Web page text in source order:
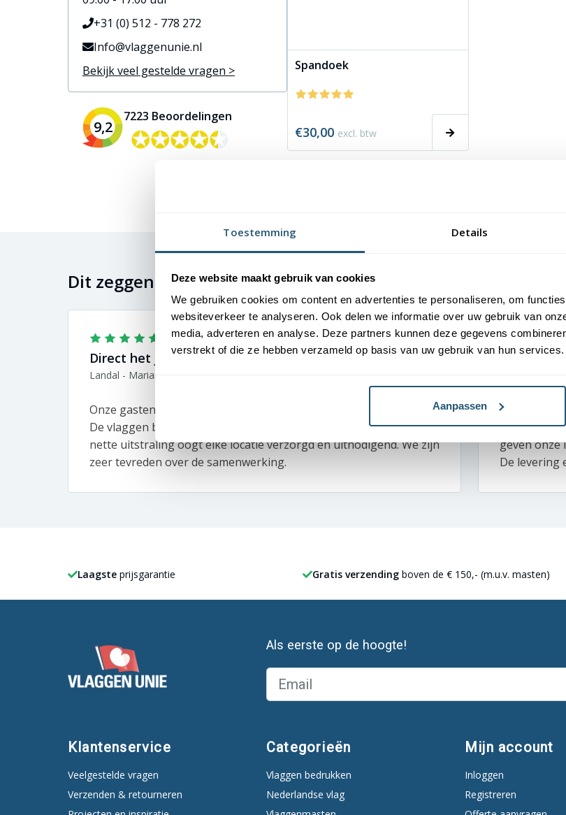
Toestemming Details
Deze website maakt gebruik van cookies
We gebruiken cookies om content en advertenties te personaliseren, om
websiteverkeer te analyseren. Ook delen we informatie over uw gebruik van
media, adverteren en analyse. Deze partners kunnen deze gegevens
verstrekt of die ze hebben verzameld op basis van uw gebruik van hun services.
Aanpassen
+31 (0) 512 - 778 272
Info@vlaggenunie.nl
Bekijk veel gestelde vragen >
9,2
7223 Beoordelingen
✪✪✪✪✪
✪✪✪✪✪
Spandoek
€30,00 excl. btw
Dit zeggen onze klanten
Direct het juiste vakantiegevoel
Landal - Marianne
Onze gasten moeten vanaf aankomst het vakantiegevoel ervaren.
De vlaggen bij onze parken zetten direct de juiste toon. Dankzij de
nette uitstraling oogt elke locatie verzorgd en uitnodigend. We zijn
zeer tevreden over de samenwerking.
Bij Van der
geven onze
De levering
Laagste prijsgarantie Gratis verzending boven de € 150,- (m.u.v. masten)
Als eerste op de hoogte!
Klantenservice
Veelgestelde vragen
Verzenden & retourneren
Categorieën
Vlaggen bedrukken
Nederlandse vlag
Mijn account
Inloggen
Registreren